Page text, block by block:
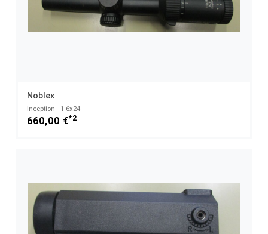
Noblex
inception - 1-6x24
660,00 €*2